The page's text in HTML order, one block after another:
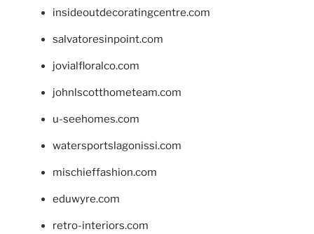
insideoutdecoratingcentre.com
salvatoresinpoint.com
jovialfloralco.com
johnlscotthometeam.com
u-seehomes.com
watersportslagonissi.com
mischieffashion.com
eduwyre.com
retro-interiors.com